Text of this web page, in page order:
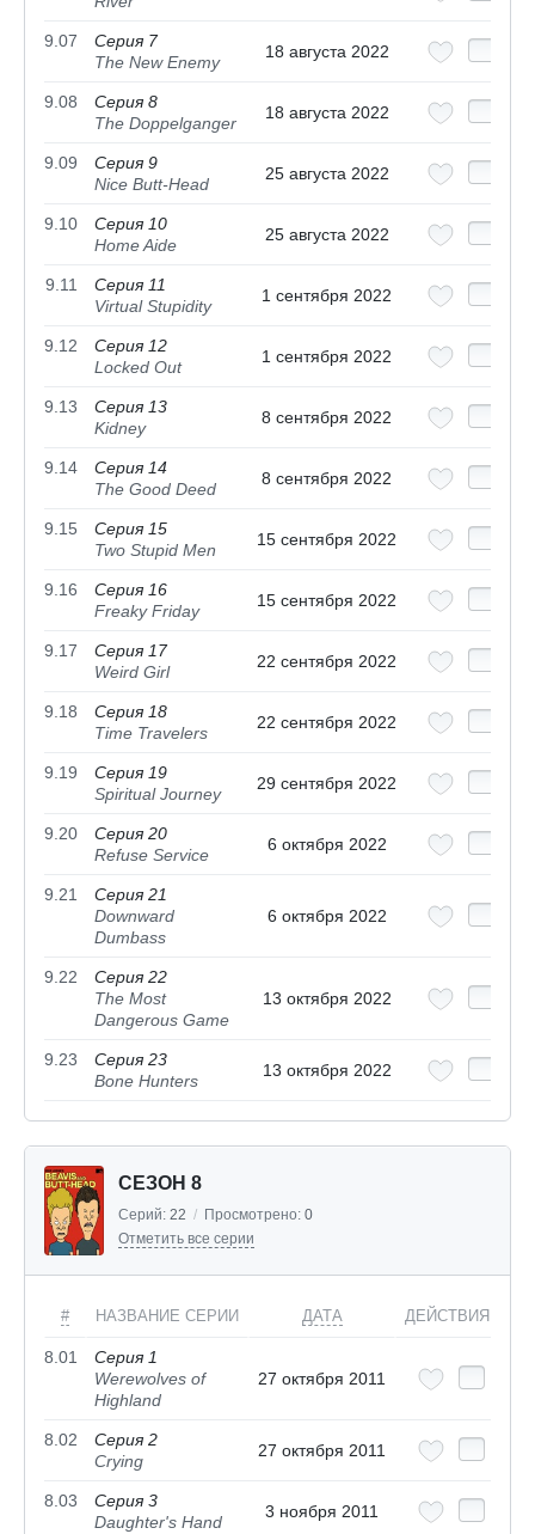
9.07
Серия 7
The New Enemy
18 августа 2022
9.08
Серия 8
The Doppelganger
18 августа 2022
9.09
Серия 9
Nice Butt-Head
25 августа 2022
9.10
Серия 10
Home Aide
25 августа 2022
9.11
Серия 11
Virtual Stupidity
1 сентября 2022
9.12
Серия 12
Locked Out
1 сентября 2022
9.13
Серия 13
Kidney
8 сентября 2022
9.14
Серия 14
The Good Deed
8 сентября 2022
9.15
Серия 15
Two Stupid Men
15 сентября 2022
9.16
Серия 16
Freaky Friday
15 сентября 2022
9.17
Серия 17
Weird Girl
22 сентября 2022
9.18
Серия 18
Time Travelers
22 сентября 2022
9.19
Серия 19
Spiritual Journey
29 сентября 2022
9.20
Серия 20
Refuse Service
6 октября 2022
9.21
Серия 21
Downward
Dumbass
6 октября 2022
9.22
Серия 22
The Most
Dangerous Game
13 октября 2022
9.23
Серия 23
Bone Hunters
13 октября 2022
СЕЗОН 8
Серий: 22 / Просмотрено: 0
Отметить все серии
# НАЗВАНИЕ СЕРИИ ДАТА ДЕЙСТВИЯ
8.01
Серия 1
Werewolves of
Highland
27 октября 2011
8.02
Серия 2
Crying
27 октября 2011
8.03
Серия 3
Daughter's Hand
3 ноября 2011